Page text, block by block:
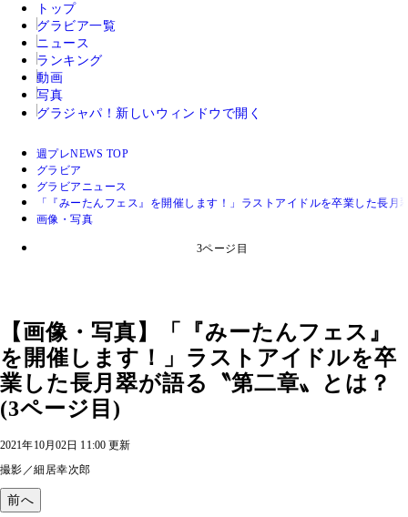
トップ
グラビア一覧
ニュース
ランキング
動画
写真
グラジャパ！ 新しいウィンドウで開く
週プレNEWS TOP
グラビア
グラビアニュース
「『みーたんフェス』を開催します！」ラストアイドルを卒業した長月
画像・写真
3ページ目
【画像・写真】「『みーたんフェス』
を開催します！」ラストアイドルを卒
業した長月翠が語る〝第二章〟とは？
(3ページ目)
2021年10月02日 11:00 更新
撮影／細居幸次郎
前へ